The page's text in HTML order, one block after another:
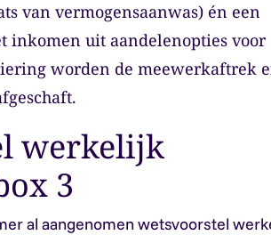
van vermogensaanwas) én een
inkomen uit aandelenopties voor
worden de meewerkaftrek
werkelijk
3
al aangenomen wetsvoorstel